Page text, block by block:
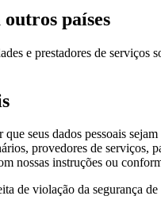
outros países
e prestadores de serviços
seus dados pessoais
provedores de
nossas instruções ou
de violação da segurança